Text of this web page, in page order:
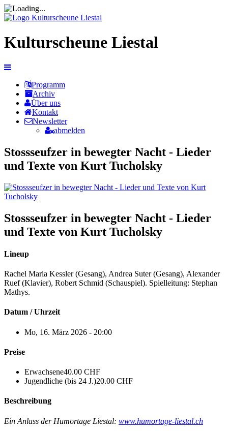
Kulturscheune Liestal
Programm
Archiv
Über uns
Kontakt
Newsletter
abmelden
Stossseufzer in bewegter Nacht - Lieder
und Texte von Kurt Tucholsky
Stossseufzer in bewegter Nacht - Lieder
und Texte von Kurt Tucholsky
Lineup
Rachel Maria Kessler (Gesang), Andrea Suter (Gesang), Alexander
Ruef (Klavier), Robert Schmid (Schauspiel). Spielleitung: Stephan
Mathys.
Datum / Uhrzeit
Mo, 16. März 2026 - 20:00
Preise
Erwachsene40.00 CHF
Jugendliche (bis 24 J.)20.00 CHF
Beschreibung
Ein Anlass der Humortage Liestal: www.humortage-liestal.ch